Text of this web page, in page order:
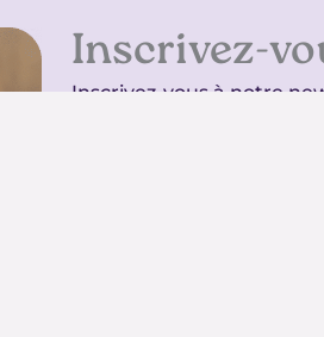
Inscrivez-
Inscrivez-vous à notre